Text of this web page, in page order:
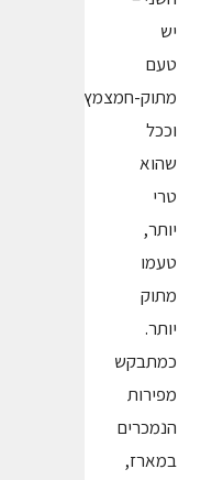
יש
טעם
מתוק-חמצמץ,
וככל
שהוא
טרי
יותר,
טעמו
מתוק
יותר.
כמתבקש
מפירות
הנמכרים
במארז,